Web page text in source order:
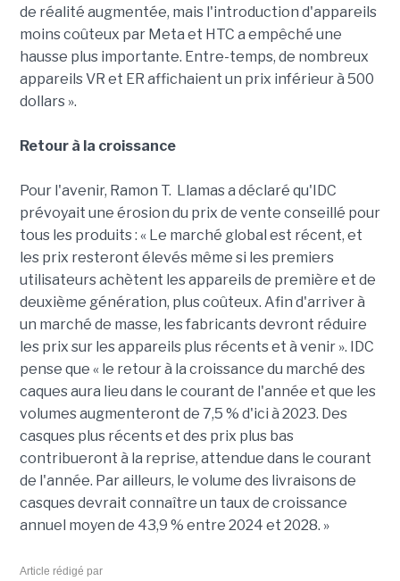
de réalité augmentée, mais l'introduction d'appareils
moins coûteux par Meta et HTC a empêché une
hausse plus importante. Entre-temps, de nombreux
appareils VR et ER affichaient un prix inférieur à 500
dollars ».
Retour à la croissance
Pour l'avenir, Ramon T. Llamas a déclaré qu'IDC
prévoyait une érosion du prix de vente conseillé pour
tous les produits : « Le marché global est récent, et
les prix resteront élevés même si les premiers
utilisateurs achètent les appareils de première et de
deuxième génération, plus coûteux. Afin d'arriver à
un marché de masse, les fabricants devront réduire
les prix sur les appareils plus récents et à venir ». IDC
pense que « le retour à la croissance du marché des
caques aura lieu dans le courant de l'année et que les
volumes augmenteront de 7,5 % d'ici à 2023. Des
casques plus récents et des prix plus bas
contribueront à la reprise, attendue dans le courant
de l'année. Par ailleurs, le volume des livraisons de
casques devrait connaître un taux de croissance
annuel moyen de 43,9 % entre 2024 et 2028. »
Article rédigé par